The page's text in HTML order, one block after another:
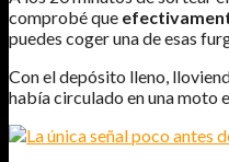
comprobé que
puedes coger una de esas
Con el depósito lleno,
había circulado en una moto